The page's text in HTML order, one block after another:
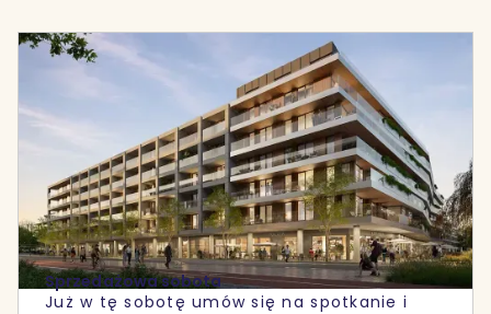
Sprzedażowa sobota
Już w tę sobotę umów się na spotkanie i